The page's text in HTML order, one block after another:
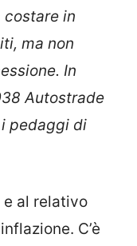
costare in
ma non
In
Autostrade
pedaggi di
e al relativo
C’è